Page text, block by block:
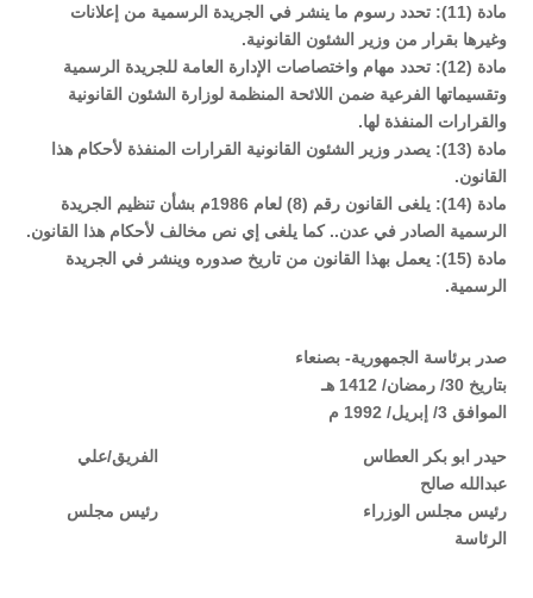
مادة (11): تحدد رسوم ما ينشر في الجريدة الرسمية من إعلانات
وغيرها بقرار من وزير الشئون القانونية.
مادة (12): تحدد مهام واختصاصات الإدارة العامة للجريدة الرسمية
وتقسيماتها الفرعية ضمن اللائحة المنظمة لوزارة الشئون القانونية
والقرارات المنفذة لها.
مادة (13): يصدر وزير الشئون القانونية القرارات المنفذة لأحكام هذا
القانون.
مادة (14): يلغى القانون رقم (8) لعام 1986م بشأن تنظيم الجريدة
الرسمية الصادر في عدن.. كما يلغى إي نص مخالف لأحكام هذا القانون.
مادة (15): يعمل بهذا القانون من تاريخ صدوره وينشر في الجريدة
الرسمية.
صدر برئاسة الجمهورية- بصنعاء
بتاريخ 30/ رمضان/ 1412 هـ
الموافق 3/ إبريل/ 1992 م
حيدر ابو بكر العطاس الفريق/علي
عبدالله صالح
رئيس مجلس الوزراء رئيس مجلس
الرئاسة